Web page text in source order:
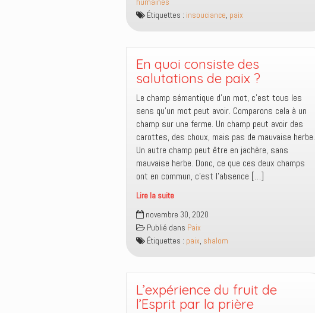
différence
être
insouciant
et
être
sans
souci
?
humaines
Étiquettes : insouciance, paix
En quoi consiste des
salutations de paix ?
Le champ sémantique d’un mot, c’est tous les
sens qu’un mot peut avoir. Comparons cela à un
champ sur une ferme. Un champ peut avoir des
carottes, des choux, mais pas de mauvaise herbe.
Un autre champ peut être en jachère, sans
mauvaise herbe. Donc, ce que ces deux champs
ont en commun, c’est l’absence […]
Lire la suite
En
quoi
consiste
des
de
paix
?
novembre 30, 2020
Publié dans Paix
Étiquettes : paix, shalom
L’expérience du fruit de
l’Esprit par la prière